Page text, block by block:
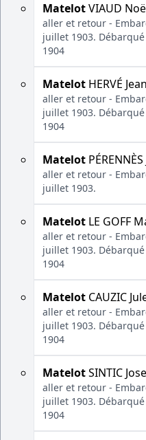
MatelotVIAUD
aller et retour -
juillet 1903.
1904
Matelot HERVÉ Jean
aller et retour -
juillet 1903.
1904
Matelot
aller et retour -
juillet 1903.
Matelot LE GOFF
aller et retour -
juillet 1903.
1904
Matelot CAUZIC
aller et retour -
juillet 1903.
1904
MatelotSINTIC
aller et retour -
juillet 1903.
1904